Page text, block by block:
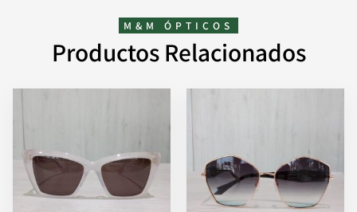
M&M ÓPTICOS
Productos Relacionados